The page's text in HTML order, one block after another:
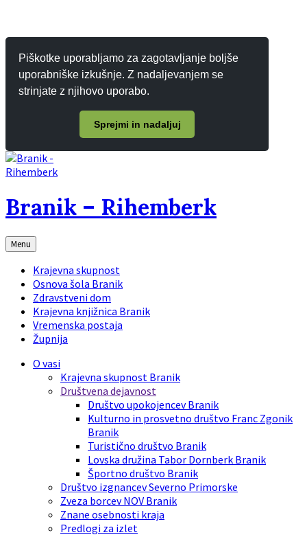
Piškotke uporabljamo za zagotavljanje boljše
uporabniške izkušnje. Z nadaljevanjem se
strinjate z njihovo uporabo.
Sprejmi in nadaljuj
Branik – Rihemberk
Menu
Krajevna skupnost
Osnova šola Branik
Zdravstveni dom
Krajevna knjižnica Branik
Vremenska postaja
Župnija
O vasi
Krajevna skupnost Branik
Društvena dejavnost
Društvo upokojencev Branik
Kulturno in prosvetno društvo Franc Zgonik
Branik
Turistično društvo Branik
Lovska družina Tabor Dornberk Branik
Športno društvo Branik
Društvo izgnancev Severno Primorske
Zveza borcev NOV Branik
Znane osebnosti kraja
Predlogi za izlet